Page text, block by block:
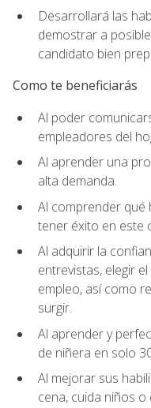
Desarrollará las
demostrar a
candidato bien
Como te beneficiarás
Al poder
empleadores del
Al aprender una
alta demanda.
Al comprender qué
tener éxito en este
Al adquirir la
entrevistas, elegir
empleo, así como
surgir.
Al aprender y
de niñera en solo
Al mejorar sus
cena, cuida niños o